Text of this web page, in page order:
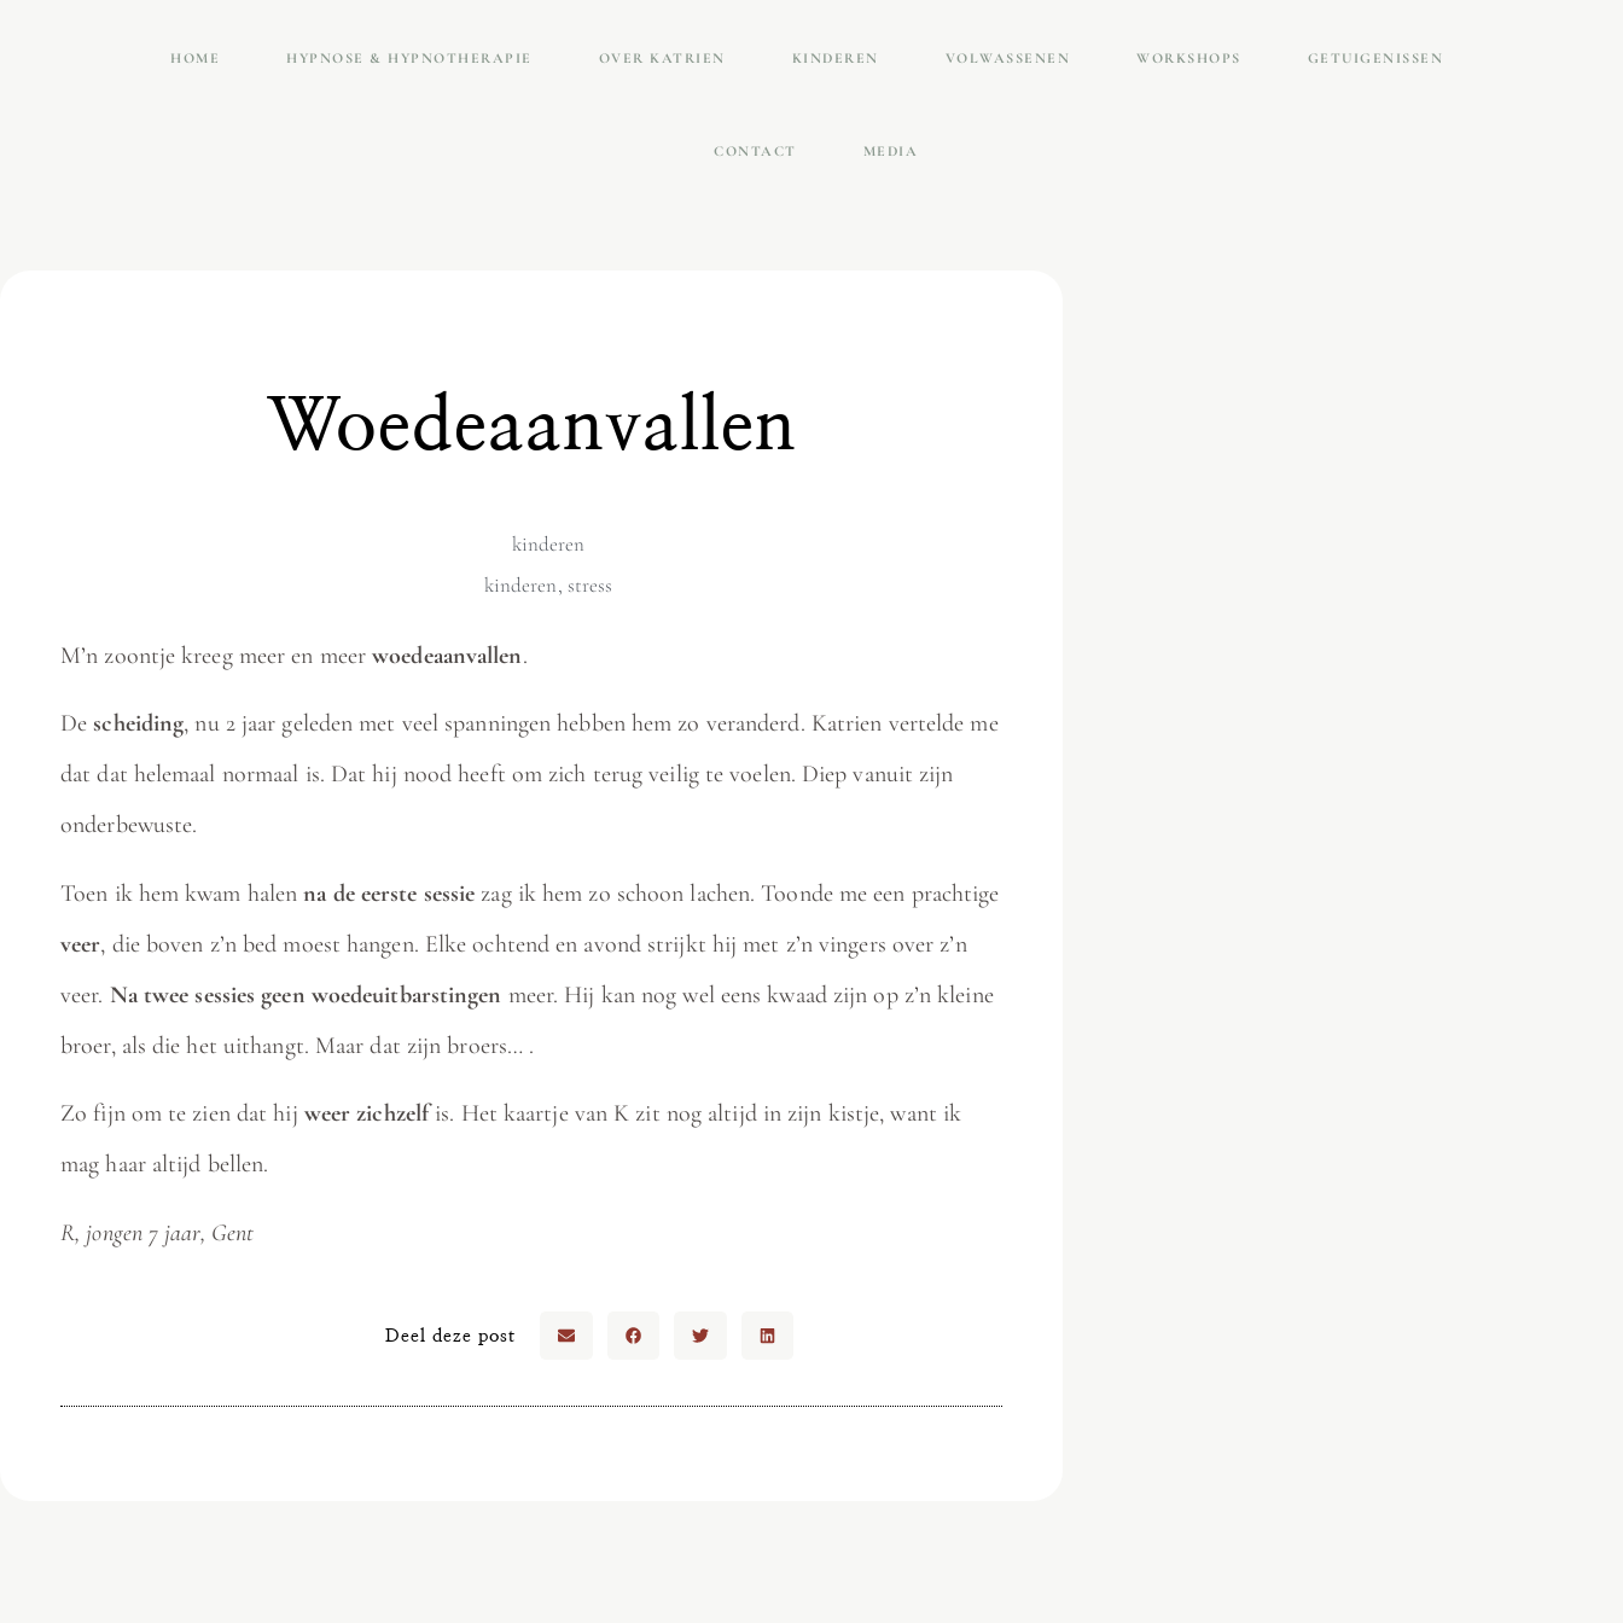
HOME HYPNOSE & HYPNOTHERAPIE OVER KATRIEN KINDEREN VOLWASSENEN WORKSHOPS GETUIGENISSEN
CONTACT MEDIA
Woedeaanvallen
kinderen
kinderen, stress
M’n zoontje kreeg meer en meerwoedeaanvallen.
Descheiding, nu 2 jaar geleden met veel spanningen hebben hem zo veranderd. Katrien vertelde me
dat dat helemaal normaal is. Dat hij nood heeft om zich terug veilig te voelen. Diep vanuit zijn
onderbewuste.
Toen ik hem kwam halenna de eerste sessie zag ik hem zo schoon lachen. Toonde me een prachtige
veer, die boven z’n bed moest hangen. Elke ochtend en avond strijkt hij met z’n vingers over z’n
veer. Na twee sessies geen woedeuitbarstingen meer. Hij kan nog wel eens kwaad zijn op z’n kleine
broer, als die het uithangt. Maar dat zijn broers… .
Zo fijn om te zien dat hij weer zichzelfis. Het kaartje van K zit nog altijd in zijn kistje, want ik
mag haar altijd bellen.
R, jongen 7 jaar, Gent
Deel deze post